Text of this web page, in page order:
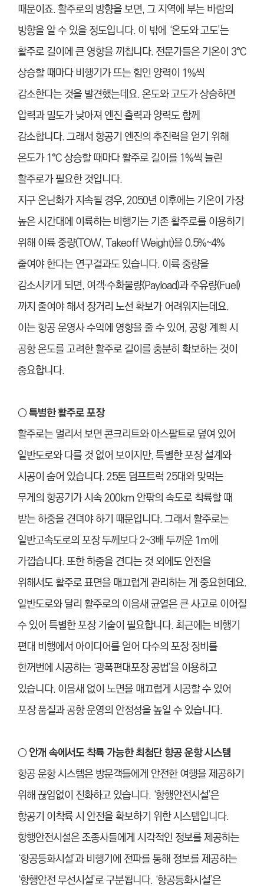
때문이죠. 활주로의 방향을 보면, 그 지역에 부는 바람의
방향을 알 수 있을 정도입니다. 이 밖에 ‘온도와 고도’는
활주로 길이에 큰 영향을 끼칩니다. 전문가들은 기온이 3°C
상승할 때마다 비행기가 뜨는 힘인 양력이 1%씩
감소한다는 것을 발견했는데요. 온도와 고도가 상승하면
압력과 밀도가 낮아져 엔진 출력과 양력도 함께
감소합니다. 그래서 항공기 엔진의 추진력을 얻기 위해
온도가 1°C 상승할 때마다 활주로 길이를 1%씩 늘린
활주로가 필요한 것입니다.
지구 온난화가 지속될 경우, 2050년 이후에는 기온이 가장
높은 시간대에 이륙하는 비행기는 기존 활주로를 이용하기
위해 이륙 중량(TOW, Takeoff Weight)을 0.5%~4%
줄여야 한다는 연구결과도 있습니다. 이륙 중량을
감소시키게 되면, 여객·수화물량(Payload)과 주유량(Fuel)
까지 줄여야 해서 장거리 노선 확보가 어려워지는데요.
이는 항공 운영사 수익에 영향을 줄 수 있어, 공항 계획 시
공항 온도를 고려한 활주로 길이를 충분히 확보하는 것이
중요합니다.
○ 특별한 활주로 포장
활주로는 멀리서 보면 콘크리트와 아스팔트로 덮여 있어
일반도로와 다를 것 없어 보이지만, 특별한 포장 설계와
시공이 숨어 있습니다. 25톤 덤프트럭 25대와 맞먹는
무게의 항공기가 시속 200km 안팎의 속도로 착륙할 때
받는 하중을 견뎌야 하기 때문입니다. 그래서 활주로는
일반고속도로의 포장 두께보다 2~3배 두꺼운 1m에
가깝습니다. 또한 하중을 견디는 것 외에도 안전을
위해서도 활주로 표면을 매끄럽게 관리하는 게 중요한데요.
일반도로와 달리 활주로의 이음새 균열은 큰 사고로 이어질
수 있어 특별한 포장 기술이 필요합니다. 최근에는 비행기
편대 비행에서 아이디어를 얻어 다수의 포장 장비를
한꺼번에 시공하는 ‘광폭편대포장 공법’을 이용하고
있습니다. 이음새 없이 노면을 매끄럽게 시공할 수 있어
포장 품질과 공항 운영의 안정성을 높일 수 있습니다.
○ 안개 속에서도 착륙 가능한 최첨단 항공 운항 시스템
항공 운항 시스템은 방문객들에게 안전한 여행을 제공하기
위해 끊임없이 진화하고 있습니다. ‘항행안전시설’은
항공기 이착륙 시 안전을 확보하기 위한 시스템입니다.
항행안전시설은 조종사들에게 시각적인 정보를 제공하는
‘항공등화시설’과 비행기에 전파를 통해 정보를 제공하는
‘항행안전 무선시설’로 구분됩니다. ‘항공등화시설’은